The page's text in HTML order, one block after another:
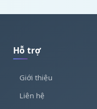
Hỗ trợ
Giới thiệu
Liên hệ